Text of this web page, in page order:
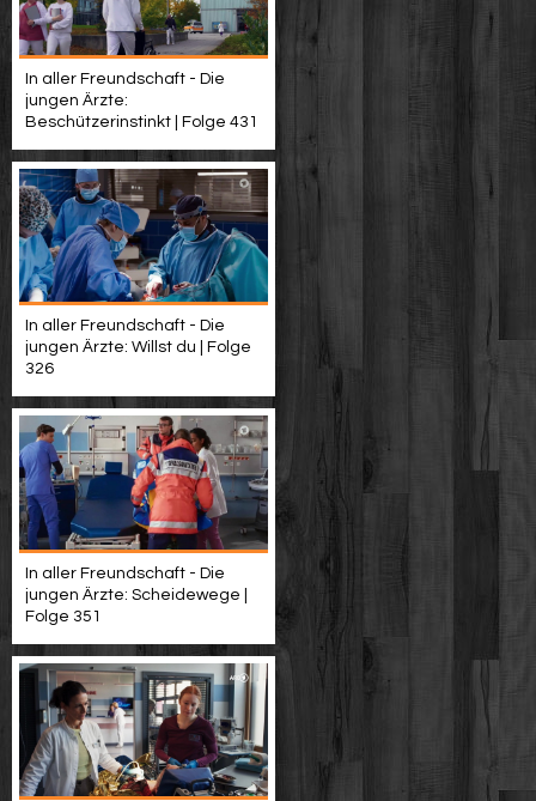
In aller Freundschaft - Die
jungen Ärzte:
Beschützerinstinkt | Folge 431
In aller Freundschaft - Die
jungen Ärzte: Willst du | Folge
326
In aller Freundschaft - Die
jungen Ärzte: Scheidewege |
Folge 351